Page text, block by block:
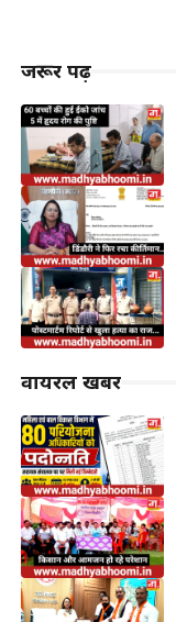
जरूर पढ़ें
वायरल खबरें